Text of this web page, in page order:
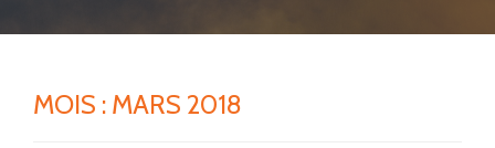
MOIS : MARS 2018